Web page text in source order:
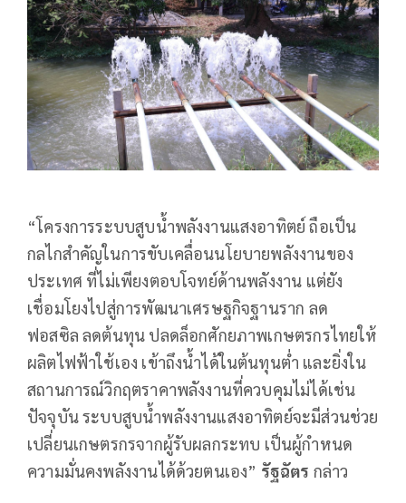
“โครงการระบบสูบน้ำพลังงานแสงอาทิตย์ ถือเป็น
กลไกสำคัญในการขับเคลื่อนนโยบายพลังงานของ
ประเทศ ที่ไม่เพียงตอบโจทย์ด้านพลังงาน แต่ยัง
เชื่อมโยงไปสู่การพัฒนาเศรษฐกิจฐานราก ลด
ฟอสซิล ลดต้นทุน ปลดล็อกศักยภาพเกษตรกรไทยให้
ผลิตไฟฟ้าใช้เอง เข้าถึงน้ำได้ในต้นทุนต่ำ และยิ่งใน
สถานการณ์วิกฤตราคาพลังงานที่ควบคุมไม่ได้เช่น
ปัจจุบัน ระบบสูบน้ำพลังงานแสงอาทิตย์จะมีส่วนช่วย
เปลี่ยนเกษตรกรจากผู้รับผลกระทบ เป็นผู้กำหนด
ความมั่นคงพลังงานได้ด้วยตนเอง” รัฐฉัตร กล่าว